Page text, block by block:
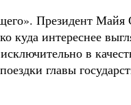
Президент
интереснее
в
главы